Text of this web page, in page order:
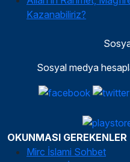
Kazanabiliriz?
Sosyal medya
OKUNMASI GEREKENLER
Mirc İslami Sohbet